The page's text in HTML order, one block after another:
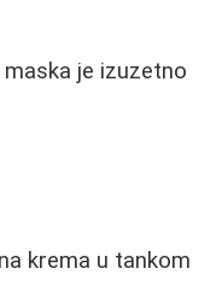
je izuzetno
krema u tankom